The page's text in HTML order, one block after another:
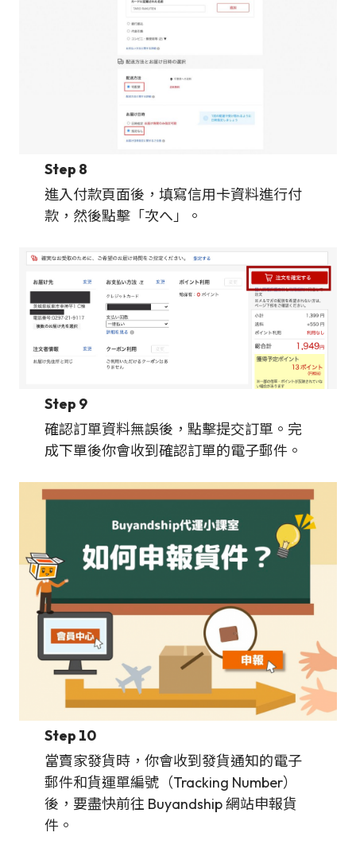
Step 8
進入付款頁面後，填寫信用卡資料進行付
款，然後點擊「次へ」。
Step 9
確認訂單資料無誤後，點擊提交訂單。完
成下單後你會收到確認訂單的電子郵件。
Step 10
當賣家發貨時，你會收到發貨通知的電子
郵件和貨運單編號（Tracking Number）
後，要盡快前往 Buyandship 網站申報貨
件。